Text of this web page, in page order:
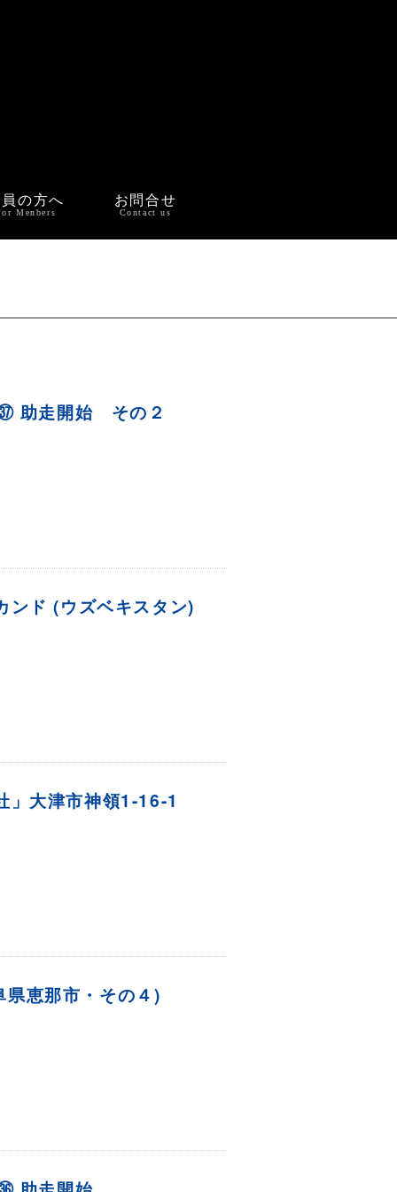
の方へ
Menbers
お問合せ
Contact us
助走開始 その２
ンド (ウズベキスタン)
大津市神領1-16-1
恵那市・その４)